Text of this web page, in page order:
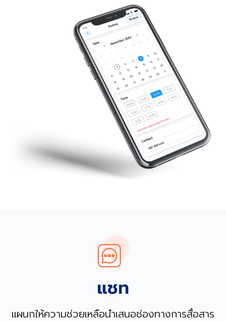
แชท
แผนกให้ความช่วยเหลือนำเสนอช่องทางการสื่อสาร